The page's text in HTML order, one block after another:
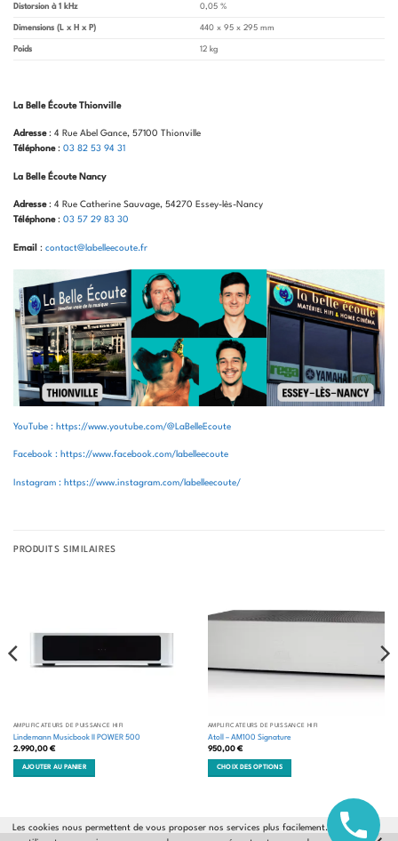
Distorsion à 1 kHz 0,05 %
Dimensions (L x H x P) 440 x 95 x 295 mm
Poids 12 kg
La Belle Écoute Thionville
Adresse: 4 Rue Abel Gance, 57100 Thionville
Téléphone: 03 82 53 94 31
La Belle Écoute Nancy
Adresse: 4 Rue Catherine Sauvage, 54270 Essey-lès-Nancy
Téléphone: 03 57 29 83 30
Email : contact@labelleecoute.fr
YouTube : https://www.youtube.com/@LaBelleEcoute
Facebook : https://www.facebook.com/labelleecoute
Instagram : https://www.instagram.com/labelleecoute/
PRODUITS SIMILAIRES
AMPLIFICATEURS DE PUISSANCE HIFI
Lindemann Musicbook II POWER 500
2.990,00 €
AJOUTER AU PANIER
AMPLIFICATEURS DE PUISSANCE HIFI
Atoll – AM100 Signature
950,00 €
CHOIX DES OPTIONS
Les cookies nous permettent de vous proposer nos services plus facilement. En